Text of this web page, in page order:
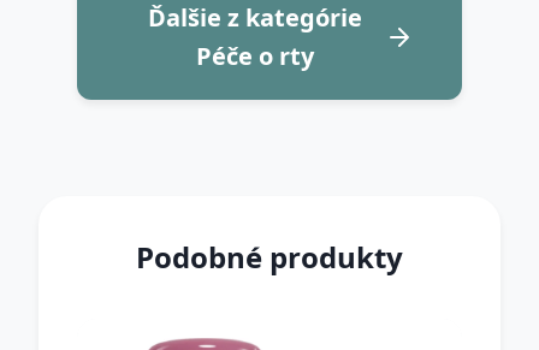
Ďalšie z kategórie
Péče o rty
Podobné produkty